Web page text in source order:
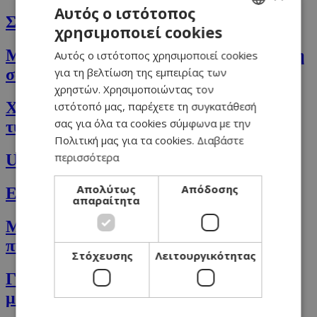
Σαλάτα με αχλάδια και τυρί Stilton
Μακαρόνια φαρφάλες με σούπερ πράσινη
σάλτσα
Χιλιανή συνταγή κοτόπουλου με γέμιση
τυριών σε σάλτσα
Upside down Cake με εποχιακά φρούτα
Ελληνικό Στιφάδο
Μαριναρισμένο σουβλάκι κοτόπουλο με
πίτα και σαλάτα
Γεμιστό κοτόπουλο σε σάλτσα με
μανιτάρια
ENGLISH
Αυτός ο ιστότοπος
χρησιμοποιεί cookies
Αυτός ο ιστότοπος χρησιμοποιεί cookies
για τη βελτίωση της εμπειρίας των
χρηστών. Χρησιμοποιώντας τον
ιστότοπό μας, παρέχετε τη συγκατάθεσή
σας για όλα τα cookies σύμφωνα με την
Πολιτική μας για τα cookies. Διαβάστε
περισσότερα
Απολύτως
απαραίτητα
Απόδοσης
Στόχευσης Λειτουργικότητας